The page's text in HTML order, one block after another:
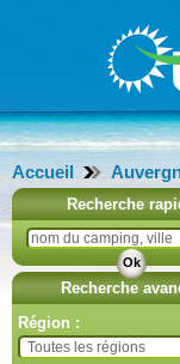
Accueil
Recherche
Recherche
Région :